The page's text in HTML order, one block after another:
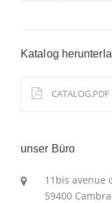
Katalog
CATALOG.PDF
unser Büro
11bis avenue
59400